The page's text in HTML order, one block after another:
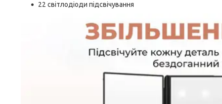
22 світлодіоди підсвічування